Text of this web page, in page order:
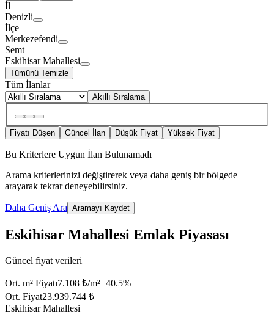
İl
Denizli
İlçe
Merkezefendi
Semt
Eskihisar Mahallesi
Tümünü Temizle
Tüm İlanlar
Akıllı Sıralama
Fiyatı Düşen Güncel İlan Düşük Fiyat Yüksek Fiyat
Bu Kriterlere Uygun İlan Bulunamadı
Arama kriterlerinizi değiştirerek veya daha geniş bir bölgede
arayarak tekrar deneyebilirsiniz.
Daha Geniş Ara Aramayı Kaydet
Eskihisar Mahallesi Emlak Piyasası
Güncel fiyat verileri
Ort. m² Fiyatı7.108 ₺/m²+40.5%
Ort. Fiyat23.939.744 ₺
Eskihisar Mahallesi